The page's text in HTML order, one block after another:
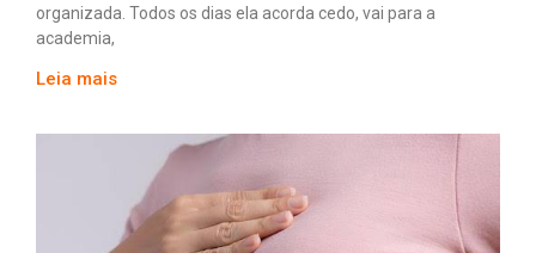
organizada. Todos os dias ela acorda cedo, vai para a
academia,
Leia mais